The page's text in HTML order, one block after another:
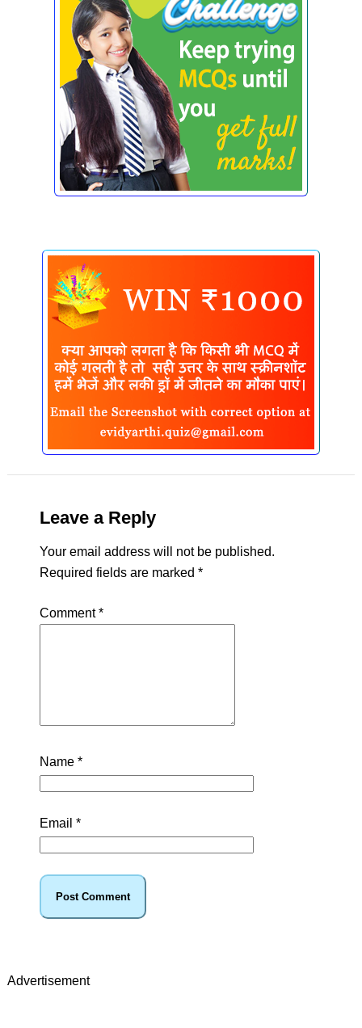
Leave a Reply
Your email address will not be published.
Required fields are marked *
Comment*
Name *
Email *
Advertisement